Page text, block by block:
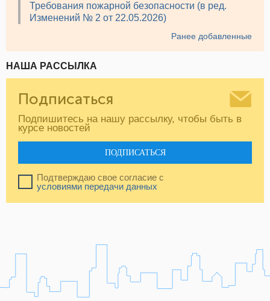
Требования пожарной безопасности (в ред.
Изменений № 2 от 22.05.2026)
Ранее добавленные
НАША РАССЫЛКА
Подписаться
Подпишитесь на нашу рассылку, чтобы быть в
курсе новостей
ПОДПИСАТЬСЯ
Подтверждаю свое согласие с
условиями передачи данных